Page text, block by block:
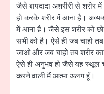
जैसे बापदादा अशरीरी से शरीर
हो करके शरीर में आना है।
में आना है। जैसे इस शरीर को
सभी को है। ऐसे ही जब चाहो
जाओ और जब चाहो तब शरीर
ऐसे ही अनुभव हो जैसे यह स्थूल
करने वाली मैं आत्मा अलग हूँ।